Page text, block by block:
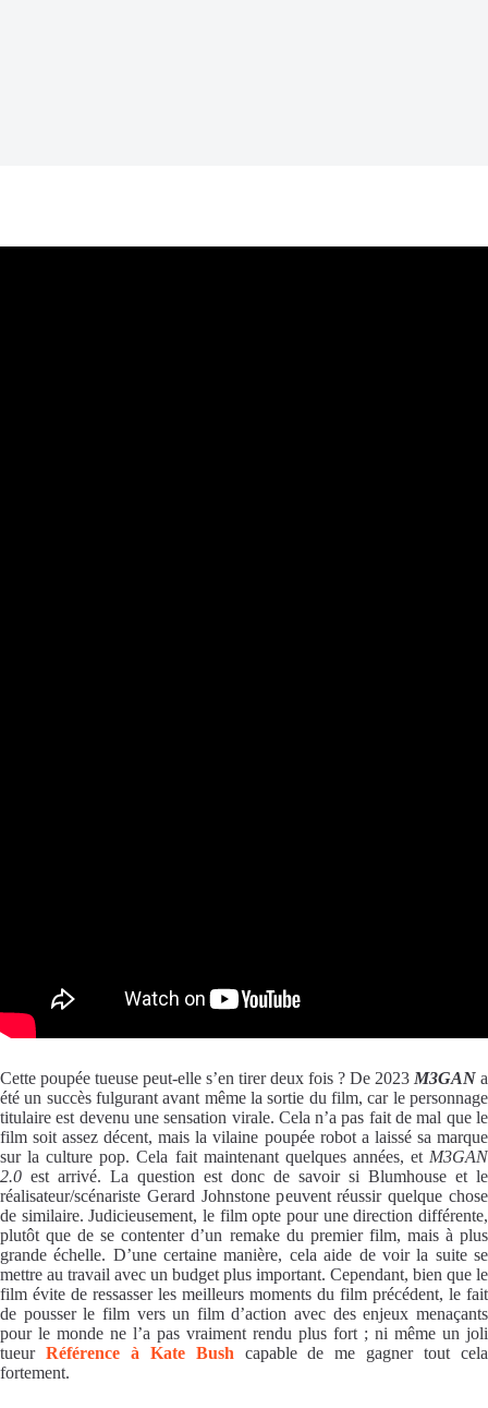
Cette poupée tueuse peut-elle s’en tirer deux fois ? De 2023 M3GAN a
été un succès fulgurant avant même la sortie du film, car le personnage
titulaire est devenu une sensation virale. Cela n’a pas fait de mal que le
film soit assez décent, mais la vilaine poupée robot a laissé sa marque
sur la culture pop. Cela fait maintenant quelques années, et M3GAN
2.0 est arrivé. La question est donc de savoir si Blumhouse et le
réalisateur/scénariste Gerard Johnstone peuvent réussir quelque chose
de similaire. Judicieusement, le film opte pour une direction différente,
plutôt que de se contenter d’un remake du premier film, mais à plus
grande échelle. D’une certaine manière, cela aide de voir la suite se
mettre au travail avec un budget plus important. Cependant, bien que le
film évite de ressasser les meilleurs moments du film précédent, le fait
de pousser le film vers un film d’action avec des enjeux menaçants
pour le monde ne l’a pas vraiment rendu plus fort ; ni même un joli
tueur Référence à Kate Bush capable de me gagner tout cela
fortement.